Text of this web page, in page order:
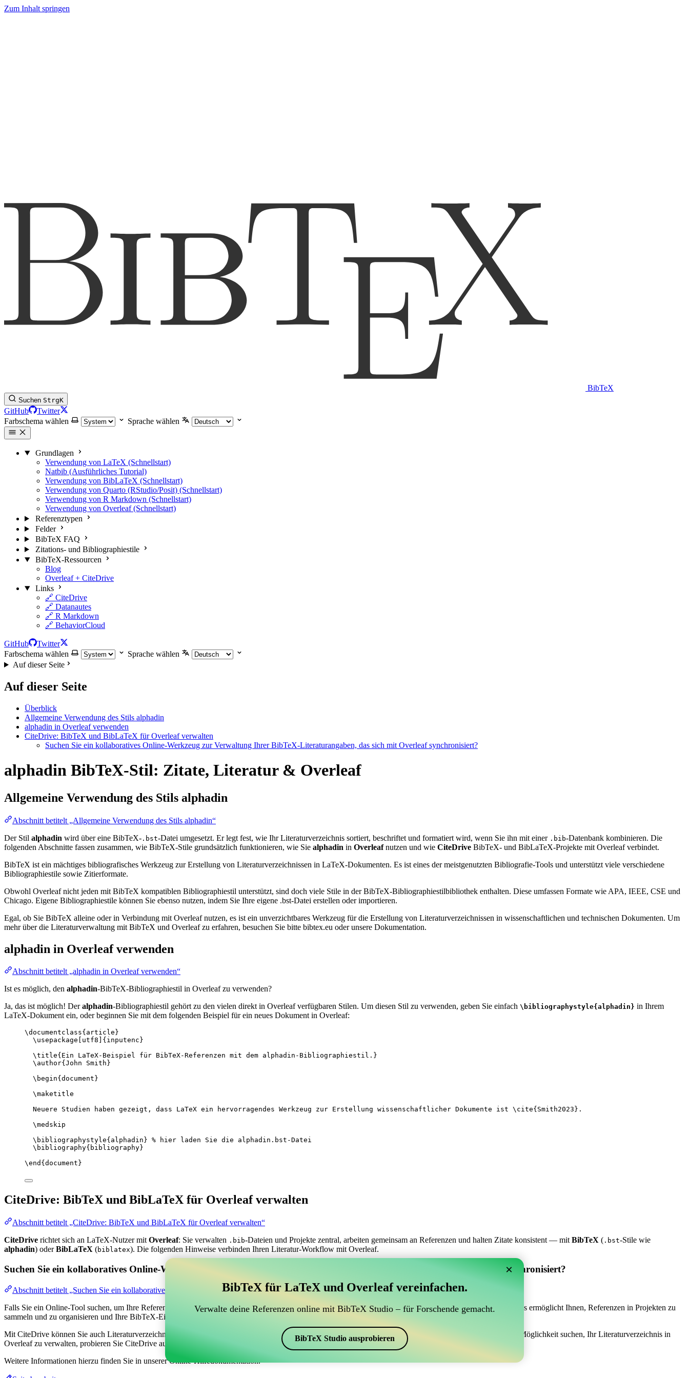
Zum Inhalt springen
BibTeX
Suchen StrgK
GitHub
Twitter
Farbschema wählen
Sprache wählen
Grundlagen
Verwendung von LaTeX (Schnellstart)
Natbib (Ausführliches Tutorial)
Verwendung von BibLaTeX (Schnellstart)
Verwendung von Quarto (RStudio/Posit) (Schnellstart)
Verwendung von R Markdown (Schnellstart)
Verwendung von Overleaf (Schnellstart)
Referenztypen
Felder
BibTeX FAQ
Zitations- und Bibliographiestile
BibTeX-Ressourcen
Blog
Overleaf + CiteDrive
Links
🔗 CiteDrive
🔗 Datanautes
🔗 R Markdown
🔗 BehaviorCloud
GitHub
Twitter
Farbschema wählen
Sprache wählen
Auf dieser Seite
Auf dieser Seite
Überblick
Allgemeine Verwendung des Stils alphadin
alphadin in Overleaf verwenden
CiteDrive: BibTeX und BibLaTeX für Overleaf verwalten
Suchen Sie ein kollaboratives Online-Werkzeug zur Verwaltung Ihrer BibTeX-Literaturangaben, das sich mit Overleaf synchronisiert?
alphadin BibTeX-Stil: Zitate, Literatur & Overleaf
Allgemeine Verwendung des Stils alphadin
Abschnitt betitelt „Allgemeine Verwendung des Stils alphadin“
Der Stil alphadin wird über eine BibTeX- .bst-Datei umgesetzt. Er legt fest, wie Ihr Literaturverzeichnis sortiert, beschriftet und formatiert wird, wenn Sie ihn mit einer .bib-Datenbank kombinieren. Die
folgenden Abschnitte fassen zusammen, wie BibTeX-Stile grundsätzlich funktionieren, wie Sie alphadin in Overleafnutzen und wie CiteDrive BibTeX- und BibLaTeX-Projekte mit Overleaf verbindet.
BibTeX ist ein mächtiges bibliografisches Werkzeug zur Erstellung von Literaturverzeichnissen in LaTeX-Dokumenten. Es ist eines der meistgenutzten Bibliografie-Tools und unterstützt viele verschiedene
Bibliographiestile sowie Zitierformate.
Obwohl Overleaf nicht jeden mit BibTeX kompatiblen Bibliographiestil unterstützt, sind doch viele Stile in der BibTeX-Bibliographiestilbibliothek enthalten. Diese umfassen Formate wie APA, IEEE, CSE und
Chicago. Eigene Bibliographiestile können Sie ebenso nutzen, indem Sie Ihre eigene .bst-Datei erstellen oder importieren.
Egal, ob Sie BibTeX alleine oder in Verbindung mit Overleaf nutzen, es ist ein unverzichtbares Werkzeug für die Erstellung von Literaturverzeichnissen in wissenschaftlichen und technischen Dokumenten. Um
mehr über die Literaturverwaltung mit BibTeX und Overleaf zu erfahren, besuchen Sie bitte bibtex.eu oder unsere Dokumentation.
alphadin in Overleaf verwenden
Abschnitt betitelt „alphadin in Overleaf verwenden“
Ist es möglich, den alphadin-BibTeX-Bibliographiestil in Overleaf zu verwenden?
Ja, das ist möglich! Deralphadin-Bibliographiestil gehört zu den vielen direkt in Overleaf verfügbaren Stilen. Um diesen Stil zu verwenden, geben Sie einfach \bibliographystyle{alphadin} in Ihrem
LaTeX-Dokument ein, oder beginnen Sie mit dem folgenden Beispiel für ein neues Dokument in Overleaf:
\documentclass{ article }
\usepackage
utf8 ]{ inputenc }
\title{Ein LaTeX-Beispiel für BibTeX-Referenzen mit dem alphadin-Bibliographiestil.}
\author{John Smith}
\begin{ document }
\maketitle
Neuere Studien haben gezeigt, dass LaTeX ein hervorragendes Werkzeug zur Erstellung wissenschaftlicher Dokumente ist \cite{ Smith2023 }.
\medskip
\bibliographystyle{alphadin} % hier laden Sie die alphadin.bst-Datei
\bibliography{bibliography}
\end { document }
CiteDrive: BibTeX und BibLaTeX für Overleaf verwalten
Abschnitt betitelt „CiteDrive: BibTeX und BibLaTeX für Overleaf verwalten“
CiteDrive richtet sich an LaTeX-Nutzer mit Overleaf: Sie verwalten .bib-Dateien und Projekte zentral, arbeiten gemeinsam an Referenzen und halten Zitate konsistent — mit BibTeX ( .bst-Stile wie
alphadin) oderBibLaTeX (biblatex). Die folgenden Hinweise verbinden Ihren Literatur-Workflow mit Overleaf.
Suchen Sie ein kollaboratives Online-Werkzeug zur Verwaltung Ihrer BibTeX-Literaturangaben, das sich mit Overleaf synchronisiert?
Abschnitt betitelt „Suchen Sie ein kollaboratives Online-Werkzeug zur Verwaltung Ihrer BibTeX-Literaturangaben, das sich mit Overleaf synchronisiert?“
Falls Sie ein Online-Tool suchen, um Ihre Referenzen, Zitate und das Literaturverzeichnis in Overleaf zu verwalten, könnte CiteDrive genau das Richtige sein! Es ermöglicht Ihnen, Referenzen in Projekten zu
sammeln und zu organisieren und Ihre BibTeX-Einträge in Ihrem Overleaf-Projekt aktuell zu halten.
Mit CiteDrive können Sie auch Literaturverzeichnisse und Zitate in verschiedenen Stilen, einschließlich alphadin, erstellen. Wenn Sie also nach einer einfachen Möglichkeit suchen, Ihr Literaturverzeichnis in
Overleaf zu verwalten, probieren Sie CiteDrive aus!
Weitere Informationen hierzu finden Sie in unserer Online-Hilfedokumentation.
×
BibTeX für LaTeX und Overleaf vereinfachen.
Verwalte deine Referenzen online mit BibTeX Studio – für Forschende gemacht.
BibTeX Studio ausprobieren